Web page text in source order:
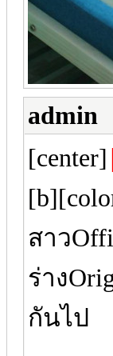
admin
[center]
สาว
ร่าง
กันไป